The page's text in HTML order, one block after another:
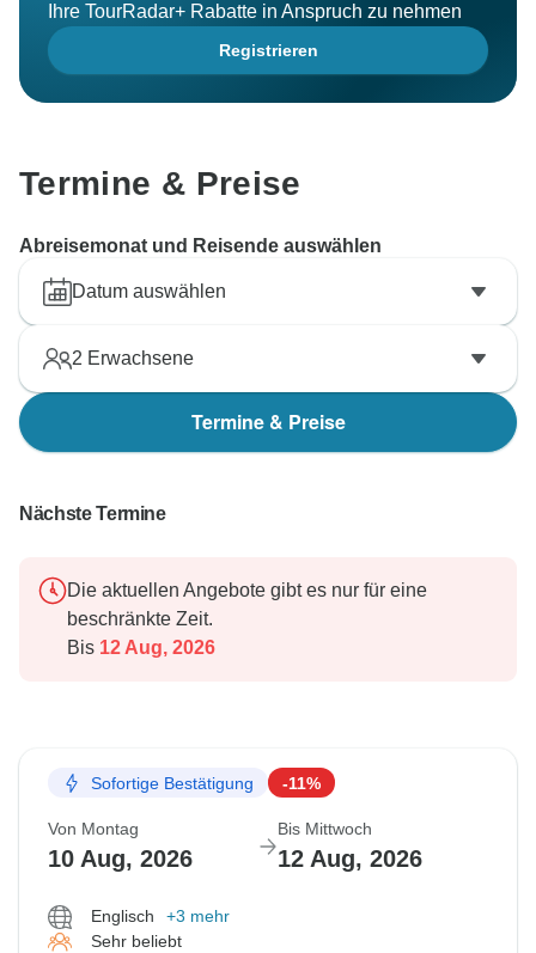
Ihre TourRadar+ Rabatte in Anspruch zu nehmen
Registrieren
Termine & Preise
Abreisemonat und Reisende auswählen
Datum auswählen
2 Erwachsene
Termine & Preise
Nächste Termine
Die aktuellen Angebote gibt es nur für eine
beschränkte Zeit.
Bis 12 Aug, 2026
Sofortige Bestätigung -11%
Von Montag
10 Aug, 2026
Bis Mittwoch
12 Aug, 2026
Englisch
+3 mehr
Sehr beliebt